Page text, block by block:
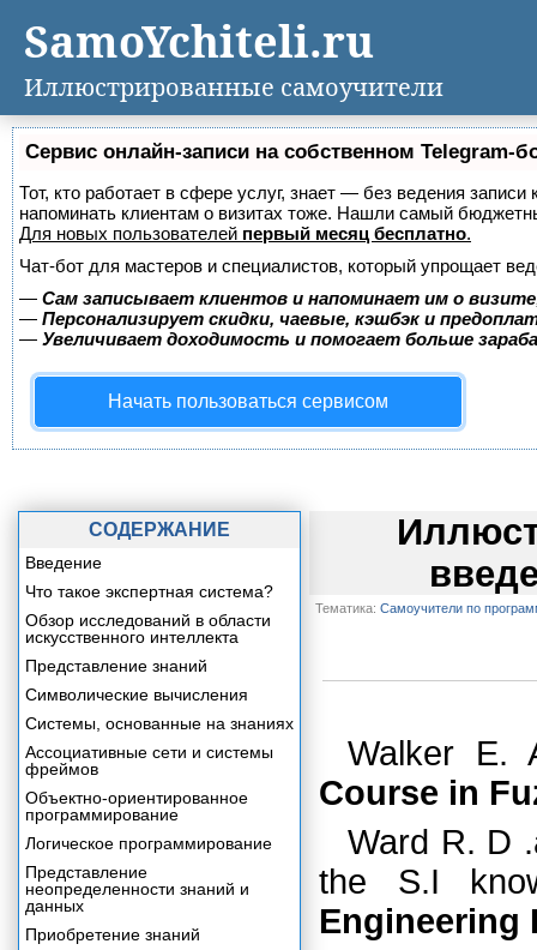
Сервис онлайн-записи на собственном Telegram-
Тот, кто работает в сфере услуг, знает — без ведения
напоминать клиентам о визитах тоже. Нашли самый
Для новых пользователей первый месяц бесплатно.
Чат-бот для мастеров и специалистов, который упрощает
— Сам записывает клиентов и напоминает им о
— Персонализирует скидки, чаевые, кэшбэк и
— Увеличивает доходимость и помогает больше
Начать пользоваться сервисом
Тематика: Самоучители по
Walker E.
Course in
Ward R. D
the S.I
Engineering
СОДЕРЖАНИЕ
Введение
Что такое экспертная система?
Обзор исследований в области
искусственного интеллекта
Представление знаний
Символические вычисления
Системы, основанные на знаниях
Ассоциативные сети и системы
фреймов
Объектно-ориентированное
программирование
Логическое программирование
Представление
неопределенности знаний и
данных
Приобретение знаний
SamoYchiteli.ru
Иллюстрированные самоучители